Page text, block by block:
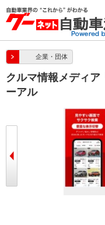
企業・団体
クルマ情報メディア
ーアル